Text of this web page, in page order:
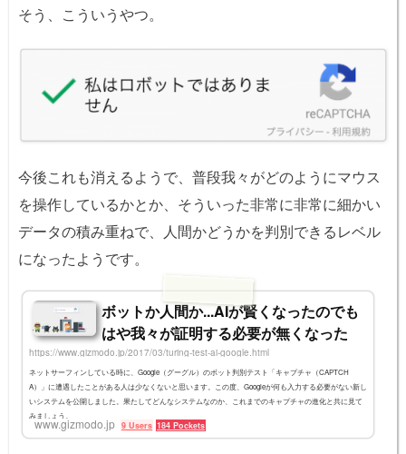
そう、こういうやつ。
今後これも消えるようで、普段我々がどのようにマウス
を操作しているかとか、そういった非常に非常に細かい
データの積み重ねで、人間かどうかを判別できるレベル
になったようです。
ボットか人間か...AIが賢くなったのでも
はや我々が証明する必要が無くなった
https://www.gizmodo.jp/2017/03/turing-test-ai-google.html
ネットサーフィンしている時に、Google（グーグル）のボット判別テスト「キャプチャ（CAPTCH
A）」に遭遇したことがある人は少なくないと思います。この度、Googleが何も入力する必要がない新し
いシステムを公開しました。果たしてどんなシステムなのか、これまでのキャプチャの進化と共に見て
みましょう。
www.gizmodo.jp 9 Users 184 Pockets